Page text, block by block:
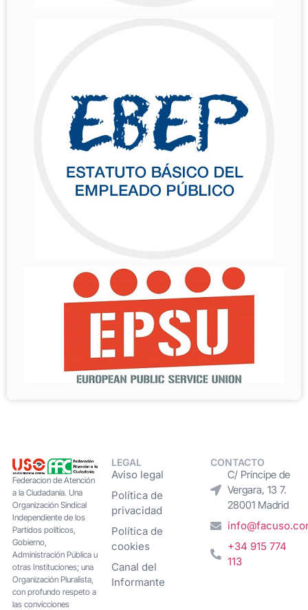
Federacion de Atención
a la Ciudadanía. Una
Organización Sindical
Independiente de los
Partidos políticos,
Gobierno,
Administración Pública u
otras Instituciones; una
Organización Pluralista,
con profundo respeto a
las convicciones
LEGAL
Aviso legal
Política de
privacidad
Política de
cookies
Canal del
Informante
CONTACTO
C/ Príncipe de
Vergara, 13 7.
28001 Madrid
+34 915 774
113